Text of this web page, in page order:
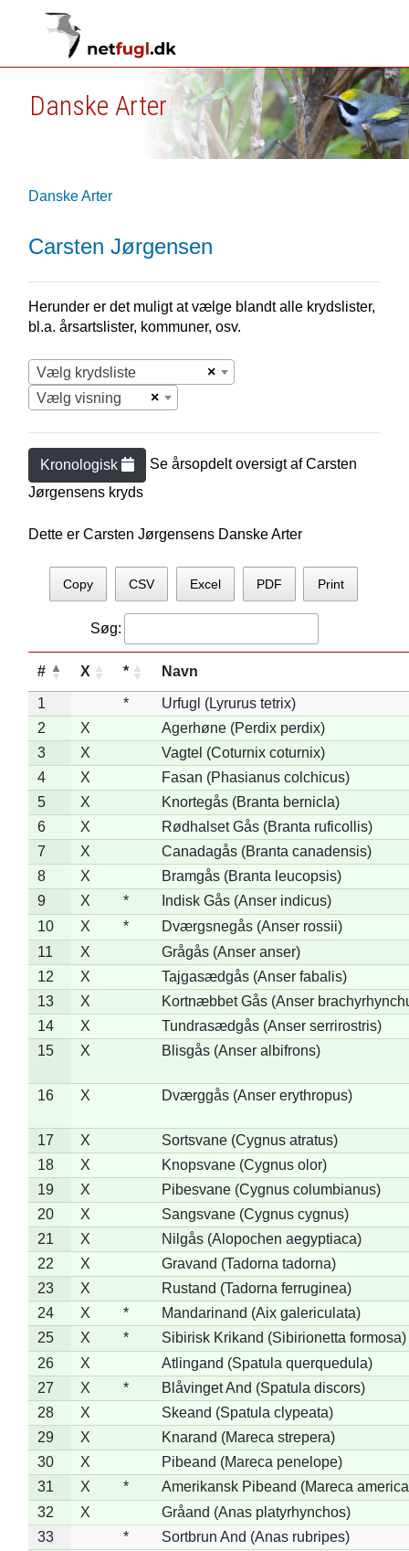
Danske Arter
Danske Arter
Carsten Jørgensen
Herunder er det muligt at vælge blandt alle krydslister,
bl.a. årsartslister, kommuner, osv.
×
Vælg krydsliste
×
Vælg visning
Kronologisk Se årsopdelt oversigt afCarsten
Jørgensens kryds
Dette er Carsten Jørgensens Danske Arter
Copy CSV Excel PDF Print
Søg:
# X * Navn
1 *
Urfugl (Lyrurus tetrix)
2
X
Agerhøne (Perdix perdix)
3
X
Vagtel (Coturnix coturnix)
4
X
Fasan (Phasianus colchicus)
5
X
Knortegås (Branta bernicla)
6
X
Rødhalset Gås (Branta ruficollis)
7
X
Canadagås (Branta canadensis)
8
X
Bramgås (Branta leucopsis)
9
X *
Indisk Gås (Anser indicus)
10
X *
Dværgsnegås (Anser rossii)
11
X
Grågås (Anser anser)
12
X
Tajgasædgås (Anser fabalis)
13
X
Kortnæbbet Gås (Anser
14
X
Tundrasædgås (Anser serrirostris)
15
X Blisgås (Anser albifrons)
16 X Dværggås (Anser erythropus)
17 X
Sortsvane (Cygnus atratus)
18
X
Knopsvane (Cygnus olor)
19
X
Pibesvane (Cygnus columbianus)
20
X
Sangsvane (Cygnus cygnus)
21
X
Nilgås (Alopochen aegyptiaca)
22
X
Gravand (Tadorna tadorna)
23
X
Rustand (Tadorna ferruginea)
24
X *
Mandarinand (Aix galericulata)
25
X *
Sibirisk Krikand (Sibirionetta formosa)
26
X
Atlingand (Spatula querquedula)
27
X *
Blåvinget And (Spatula discors)
28
X
Skeand (Spatula clypeata)
29
X
Knarand (Mareca strepera)
30
X
Pibeand (Mareca penelope)
31
X *
Amerikansk Pibeand (Mareca
32
X
Gråand (Anas platyrhynchos)
33
*
Sortbrun And (Anas rubripes)